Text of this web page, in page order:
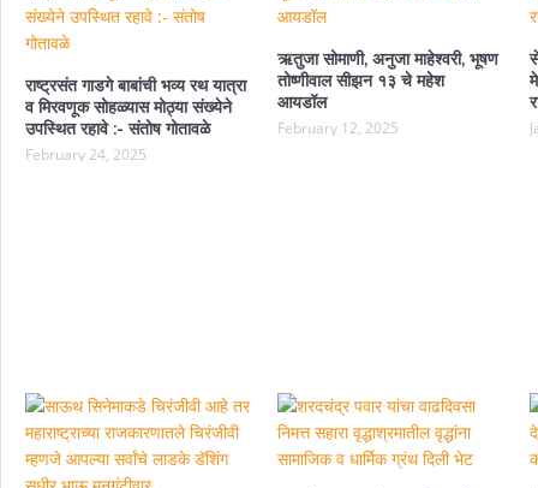
राष्ट्रसंत गाडगे बाबांची भव्य रथ यात्रा
व मिरवणूक सोहळ्यास मोठ्या संख्येने
उपस्थित रहावे :- संतोष गोतावळे
February 24, 2025
ऋतुजा सोमाणी, अनुजा माहेश्वरी, भूषण
तोष्णीवाल सीझन १३ चे महेश
आयडॉल
February 12, 2025